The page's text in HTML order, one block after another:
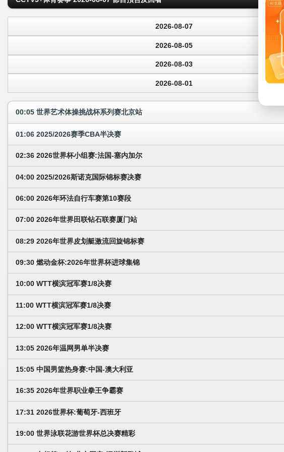
2026-08-07
2026-08-05
2026-08-03
2026-08-01
00:05 世界艺术体操挑战杯系列赛北京站
01:06 2025/2026赛季CBA半决赛
02:36 2026世界杯小组赛:法国-塞内加尔
04:00 2025/2026斯诺克国际锦标赛决赛
06:00 2026年环法自行车赛第10赛段
07:00 2026年世界田联钻石联赛厦门站
08:29 2026年世界皮划艇激流回旋锦标赛
09:30 燃动金杯:2026年世界杯进球集锦
10:00 WTT横滨冠军赛1/8决赛
11:00 WTT横滨冠军赛1/8决赛
12:00 WTT横滨冠军赛1/8决赛
13:05 2026年温网男单半决赛
15:05 中国男篮热身赛:中国-澳大利亚
16:35 2026年世界职业拳王争霸赛
17:31 2026世界杯:葡萄牙-西班牙
19:00 世界泳联花游世界杯总决赛精彩